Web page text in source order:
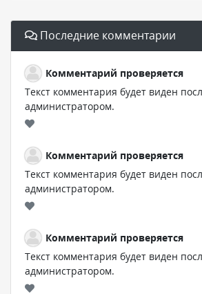
Последние комментарии
Комментарий проверяется
Текст комментария будет виден
администратором.
Комментарий проверяется
Текст комментария будет виден
администратором.
Комментарий проверяется
Текст комментария будет виден
администратором.